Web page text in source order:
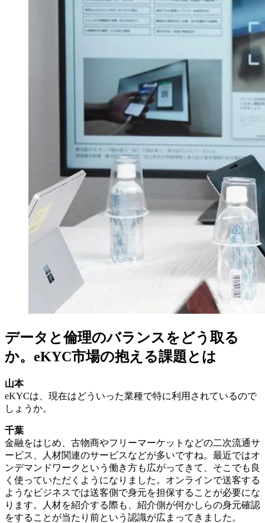
データと倫理のバランスをどう取る
か。eKYC市場の抱える課題とは
山本
eKYCは、現在はどういった業種で特に利用されているので
しょうか。
千葉
金融をはじめ、古物商やフリーマーケットなどの二次流通サ
ービス、人材関連のサービスなどが多いですね。最近ではオ
ンデマンドワークという働き方も広がってきて、そこでも良
く使っていただくようになりました。オンラインで送客する
ようなビジネスでは送客側で身元を担保することが必要にな
ります。人材を紹介する際も、紹介側が何かしらの身元確認
をすることが当たり前という認識が広まってきました。